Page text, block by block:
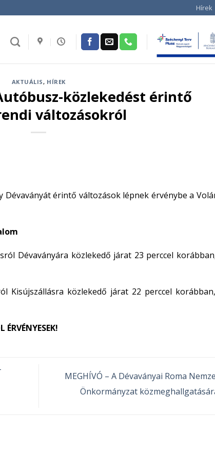
Hírek
AKTUÁLIS, HÍREK
közlekedést érintő
változásokról
érintő változások lépnek érvénybe a
Dévaványára közlekedő járat 23 perccel
Kisújszállásra közlekedő járat 22 perccel
MEGHÍVÓ – A Dévaványai Roma
Önkormányzat